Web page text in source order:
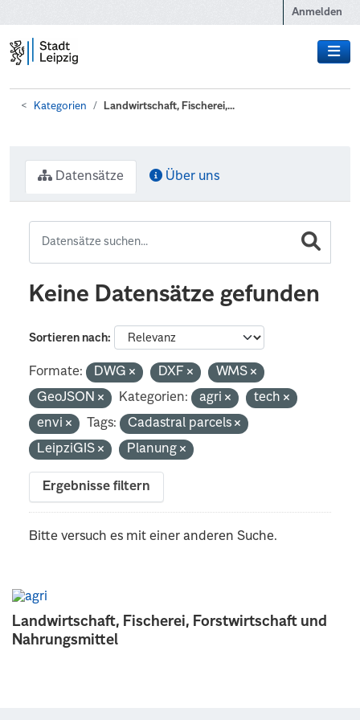
Anmelden
Kategorien Landwirtschaft, Fischerei,...
Landwirtschaft, Fischerei, Forstwirtschaft und
Nahrungsmittel
Datensätze Über uns
Keine Datensätze gefunden
Sortieren nach
Formate: DWG DXF
WMS
GeoJSON
Kategorien: agri
tech
envi
Tags:
Cadastral parcels
LeipziGIS
Planung
Ergebnisse filtern
Bitte versuch es mit einer anderen Suche.